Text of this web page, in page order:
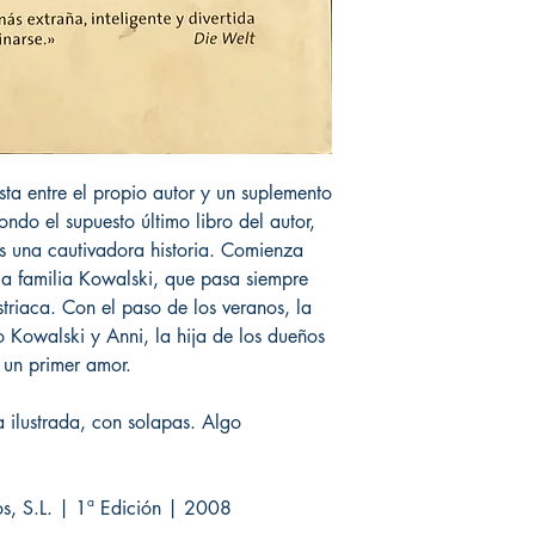
entre el propio autor y un suplemento
el supuesto último libro del autor,
una cautivadora historia. Comienza
familia Kowalski, que pasa siempre
Con el paso de los veranos, la
Kowalski y Anni, la hija de los dueños
primer amor.
con solapas. Algo
S.L. | 1ª Edición | 2008